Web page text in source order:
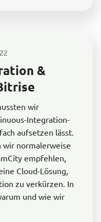
&
wir
Integration-
aufsetzen lässt.
wir normalerweise
empfehlen,
Cloud-Lösung,
zu verkürzen. In
und wie wir